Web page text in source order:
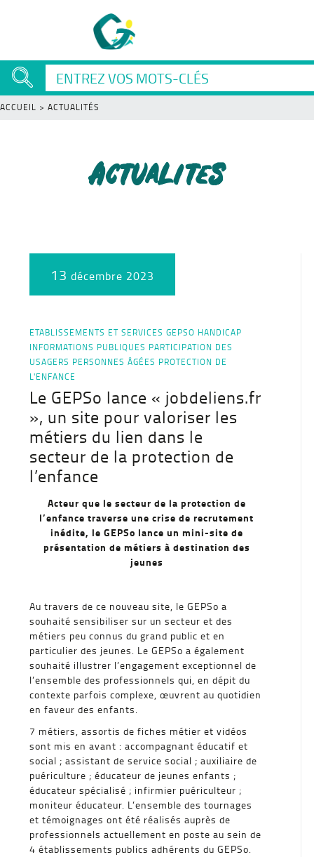
ACCUEIL > ACTUALITÉS
Actualites
13 décembre 2023
ETABLISSEMENTS ET SERVICES GEPSO HANDICAP
INFORMATIONS PUBLIQUES PARTICIPATION DES
USAGERS PERSONNES ÂGÉES PROTECTION DE
L'ENFANCE
Le GEPSo lance « jobdeliens.fr
», un site pour valoriser les
métiers du lien dans le
secteur de la protection de
l’enfance
Acteur que le secteur de la protection de
l’enfance traverse une crise de recrutement
inédite, le GEPSo lance un mini-site de
présentation de métiers à destination des
jeunes
Au travers de ce nouveau site, le GEPSo a
souhaité sensibiliser sur un secteur et des
métiers peu connus du grand public et en
particulier des jeunes. Le GEPSo a également
souhaité illustrer l’engagement exceptionnel de
l’ensemble des professionnels qui, en dépit du
contexte parfois complexe, œuvrent au quotidien
en faveur des enfants.
7 métiers, assortis de fiches métier et vidéos
sont mis en avant : accompagnant éducatif et
social ; assistant de service social ; auxiliaire de
puériculture ; éducateur de jeunes enfants ;
éducateur spécialisé ; infirmier puériculteur ;
moniteur éducateur. L’ensemble des tournages
et témoignages ont été réalisés auprès de
professionnels actuellement en poste au sein de
4 établissements publics adhérents du GEPSo.